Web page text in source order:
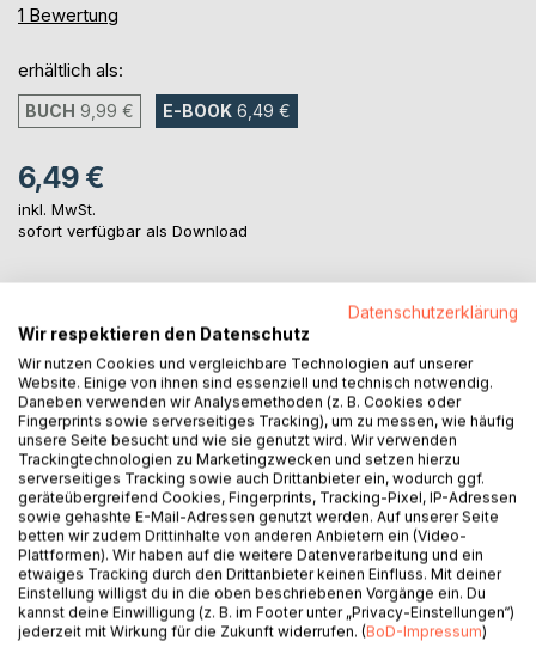
100%
1 Bewertung
erhältlich als:
BUCH 9,99 € E-BOOK 6,49 €
6,49 €
inkl. MwSt.
sofort verfügbar als Download
Auf die Merkliste
Titel bewerten
BESCHREIBUNG
Datenschutzerklärung
Wir respektieren den Datenschutz
Wir nutzen Cookies und vergleichbare Technologien auf unserer
Website. Einige von ihnen sind essenziell und technisch notwendig.
Daneben verwenden wir Analysemethoden (z. B. Cookies oder
Fingerprints sowie serverseitiges Tracking), um zu messen, wie häufig
unsere Seite besucht und wie sie genutzt wird. Wir verwenden
Trackingtechnologien zu Marketingzwecken und setzen hierzu
serverseitiges Tracking sowie auch Drittanbieter ein, wodurch ggf.
geräteübergreifend Cookies, Fingerprints, Tracking-Pixel, IP-Adressen
sowie gehashte E-Mail-Adressen genutzt werden. Auf unserer Seite
betten wir zudem Drittinhalte von anderen Anbietern ein (Video-
Plattformen). Wir haben auf die weitere Datenverarbeitung und ein
etwaiges Tracking durch den Drittanbieter keinen Einfluss. Mit deiner
Einstellung willigst du in die oben beschriebenen Vorgänge ein. Du
kannst deine Einwilligung (z. B. im Footer unter „Privacy-Einstellungen“)
jederzeit mit Wirkung für die Zukunft widerrufen. (BoD-Impressum)